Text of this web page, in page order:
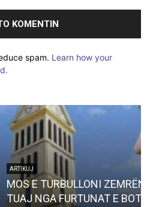
spam. Learn how your
ZEMRËN DHE SHPIRTIN
E BOTËS